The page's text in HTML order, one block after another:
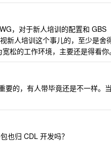
，对于新人培训的配置和
新人培训这个事儿的，至少是舍
松的工作环境，主要还是得看你。
要的，有人带毕竟还是不一样。
也归 CDL 开发吗？